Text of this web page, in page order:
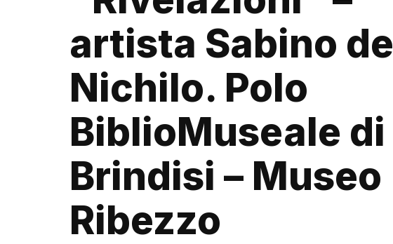
artista Sabino de
Nichilo. Polo
BiblioMuseale di
Brindisi – Museo
Ribezzo